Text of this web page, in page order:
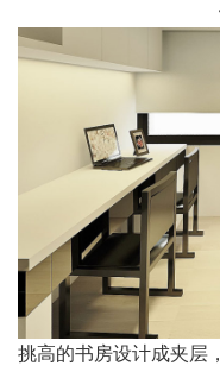
挑高的书房设计成夹层